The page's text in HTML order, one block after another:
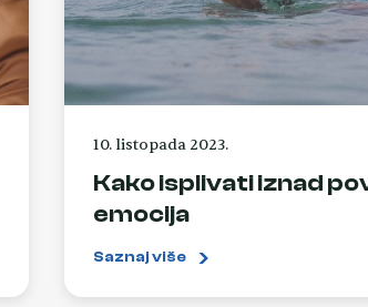
10. listopada 2023.
Kako isplivati iznad
emocija
Saznaj više